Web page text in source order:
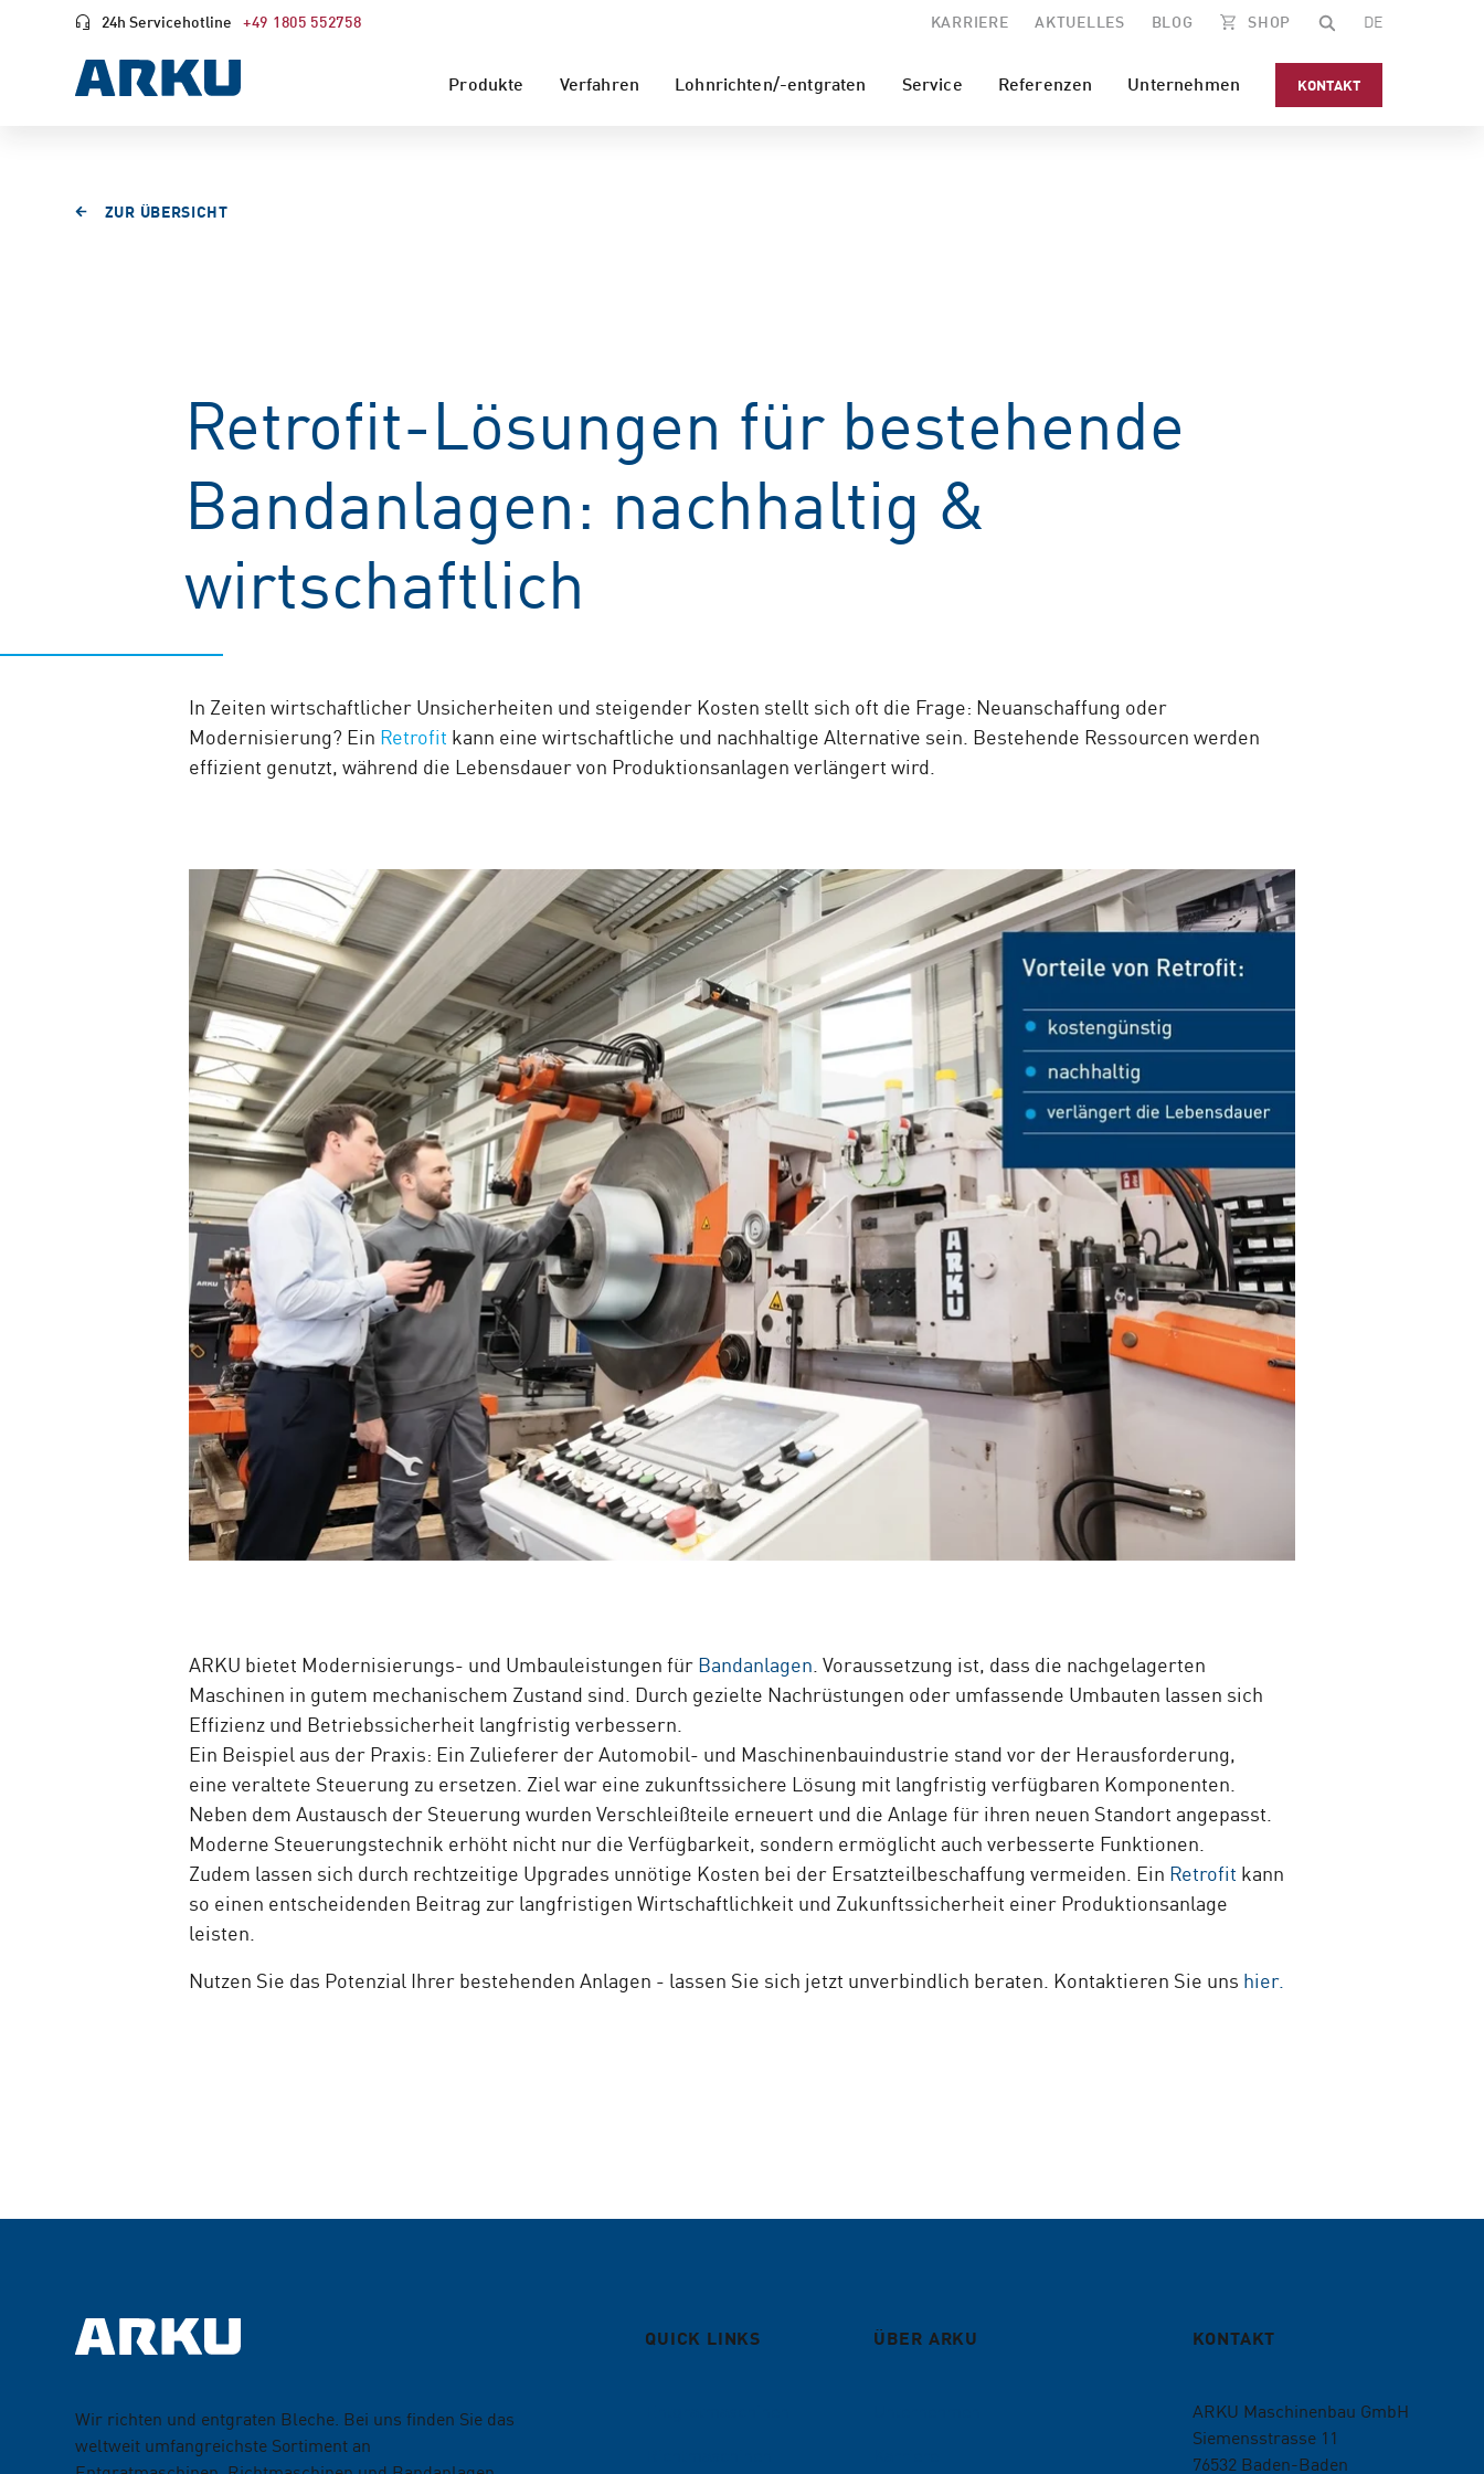
24h Servicehotline +49 1805 552758 KARRIERE AKTUELLES BLOG SHOP DE
Produkte Verfahren Lohnrichten/-entgraten Service Referenzen Unternehmen KONTAKT
ZUR ÜBERSICHT
Retrofit-Lösungen für bestehende
Bandanlagen: nachhaltig &
wirtschaftlich
In Zeiten wirtschaftlicher Unsicherheiten und steigender Kosten stellt sich oft die Frage: Neuanschaffung oder
Modernisierung? Ein Retrofit kann eine wirtschaftliche und nachhaltige Alternative sein. Bestehende Ressourcen werden
effizient genutzt, während die Lebensdauer von Produktionsanlagen verlängert wird.
ARKU bietet Modernisierungs- und Umbauleistungen für Bandanlagen . Voraussetzung ist, dass die nachgelagerten
Maschinen in gutem mechanischem Zustand sind. Durch gezielte Nachrüstungen oder umfassende Umbauten lassen sich
Effizienz und Betriebssicherheit langfristig verbessern.
Ein Beispiel aus der Praxis: Ein Zulieferer der Automobil- und Maschinenbauindustrie stand vor der Herausforderung,
eine veraltete Steuerung zu ersetzen. Ziel war eine zukunftssichere Lösung mit langfristig verfügbaren Komponenten.
Neben dem Austausch der Steuerung wurden Verschleißteile erneuert und die Anlage für ihren neuen Standort angepasst.
Moderne Steuerungstechnik erhöht nicht nur die Verfügbarkeit, sondern ermöglicht auch verbesserte Funktionen.
Zudem lassen sich durch rechtzeitige Upgrades unnötige Kosten bei der Ersatzteilbeschaffung vermeiden. Ein Retrofit kann
so einen entscheidenden Beitrag zur langfristigen Wirtschaftlichkeit und Zukunftssicherheit einer Produktionsanlage
leisten.
Nutzen Sie das Potenzial Ihrer bestehenden Anlagen - lassen Sie sich jetzt unverbindlich beraten. Kontaktieren Sie uns hier.
Wir richten und entgraten Bleche. Bei uns finden Sie das
weltweit umfangreichste Sortiment an
QUICK LINKS ÜBER ARKU KONTAKT
ARKU Maschinenbau GmbH
Siemensstrasse 11
76532 Baden-Baden